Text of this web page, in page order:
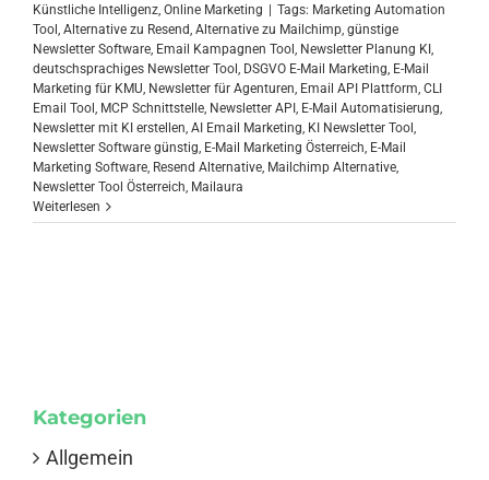
Künstliche Intelligenz, Online Marketing Tags: Marketing Automation
Tool , Alternative zu Resend, Alternative zu Mailchimp, günstige
Newsletter Software, Email Kampagnen Tool , Newsletter Planung KI ,
deutschsprachiges Newsletter Tool , DSGVO E-Mail Marketing, E-Mail
Marketing für KMU, Newsletter für Agenturen, Email API Plattform, CLI
Email Tool , MCP Schnittstelle, Newsletter API , E-Mail Automatisierung,
Newsletter mit KI erstellen, AI Email Marketing, KI Newsletter Tool ,
Newsletter Software günstig, E-Mail Marketing Österreich, E-Mail
Marketing Software, Resend Alternative, Mailchimp Alternative,
Newsletter Tool Österreich, Mailaura
Weiterlesen
Kategorien
Allgemein